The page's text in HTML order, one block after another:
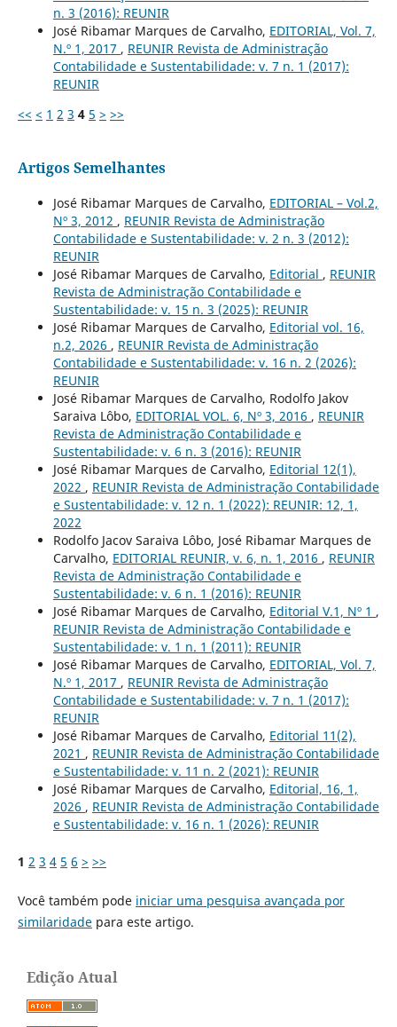
n. 3 (2016): REUNIR
José Ribamar Marques de Carvalho, EDITORIAL, Vol. 7,
N.º 1, 2017 , REUNIR Revista de Administração
Contabilidade e Sustentabilidade: v. 7 n. 1 (2017):
REUNIR
<< < 1 2 3 4 5 > >>
Artigos Semelhantes
José Ribamar Marques de Carvalho, EDITORIAL – Vol.2,
Nº 3, 2012 , REUNIR Revista de Administração
Contabilidade e Sustentabilidade: v. 2 n. 3 (2012):
REUNIR
José Ribamar Marques de Carvalho, Editorial , REUNIR
Revista de Administração Contabilidade e
Sustentabilidade: v. 15 n. 3 (2025): REUNIR
José Ribamar Marques de Carvalho, Editorial vol. 16,
n.2, 2026 , REUNIR Revista de Administração
Contabilidade e Sustentabilidade: v. 16 n. 2 (2026):
REUNIR
José Ribamar Marques de Carvalho, Rodolfo Jakov
Saraiva Lôbo, EDITORIAL VOL. 6, Nº 3, 2016 , REUNIR
Revista de Administração Contabilidade e
Sustentabilidade: v. 6 n. 3 (2016): REUNIR
José Ribamar Marques de Carvalho, Editorial 12(1),
2022 , REUNIR Revista de Administração Contabilidade
e Sustentabilidade: v. 12 n. 1 (2022): REUNIR: 12, 1,
2022
Rodolfo Jacov Saraiva Lôbo, José Ribamar Marques de
Carvalho, EDITORIAL REUNIR, v. 6, n. 1, 2016 , REUNIR
Revista de Administração Contabilidade e
Sustentabilidade: v. 6 n. 1 (2016): REUNIR
José Ribamar Marques de Carvalho, Editorial V.1, Nº 1 ,
REUNIR Revista de Administração Contabilidade e
Sustentabilidade: v. 1 n. 1 (2011): REUNIR
José Ribamar Marques de Carvalho, EDITORIAL, Vol. 7,
N.º 1, 2017 , REUNIR Revista de Administração
Contabilidade e Sustentabilidade: v. 7 n. 1 (2017):
REUNIR
José Ribamar Marques de Carvalho, Editorial 11(2),
2021 , REUNIR Revista de Administração Contabilidade
e Sustentabilidade: v. 11 n. 2 (2021): REUNIR
José Ribamar Marques de Carvalho, Editorial, 16, 1,
2026 , REUNIR Revista de Administração Contabilidade
e Sustentabilidade: v. 16 n. 1 (2026): REUNIR
1 2 3 4 5 6 > >>
Você também pode iniciar uma pesquisa avançada por
similaridadepara este artigo.
Edição Atual